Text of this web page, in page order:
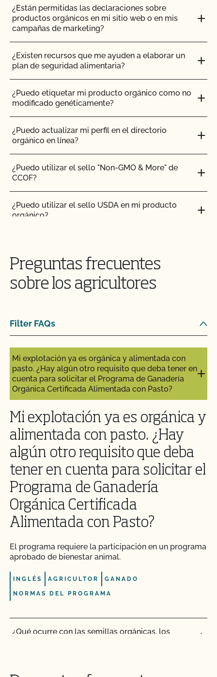
¿Están permitidas las declaraciones sobre
productos orgánicos en mi sitio web o en mis
campañas de marketing?
¿Existen recursos que me ayuden a elaborar un
plan de seguridad alimentaria?
¿Puedo etiquetar mi producto orgánico como no
modificado genéticamente?
¿Puedo actualizar mi perfil en el directorio
orgánico en línea?
¿Puedo utilizar el sello "Non-GMO & More" de
CCOF?
¿Puedo utilizar el sello USDA en mi producto
orgánico?
¿Puedo consultar mis saldos pendientes con el
CCOF y pagar en línea?
transformación?
¡CCOF proporciona formación individualizada
sobre cómo mantener su Plan de Sistema
Orgánico en nuestros sistemas!
¿Tengo que comunicar todos mis insumos al
CCOF?
¿Ofrece el CCOF un programa de certificación
acelerada?
¿La certificación orgánica de CCOF garantiza el
acceso al mercado internacional?
¿Realiza el CCOF pruebas de residuos de
plaguicidas y OMG?
¿Realiza el CCOF inspecciones sin previo aviso?
¿Ofrece el CCOF servicios en línea?
¿El uso del sello "Organic is Non-GMO & More" de
Preguntas frecuentes
sobre los agricultores
Filter FAQs
¿Cómo añado una nueva parcela a mi certificación
CCOF?
¿Cómo me beneficia la Certificación de Seguridad
Alimentaria de CCOF como agricultor orgánico?
¿Cómo se mantiene la salud del ganado orgánico?
orgánicos?
de importación?
que someterme a una inspección?
otros miembros del CCOF?
Si busco la certificación orgánica, ¿todos los
animales de mi granja tienen que ser gestionados
Mi explotación ya es orgánica y alimentada con
pasto. ¿Hay algún otro requisito que deba tener en
cuenta para solicitar el Programa de Ganadería
Orgánica Certificada Alimentada con Pasto?
Mi explotación ya es orgánica y
alimentada con pasto. ¿Hay
algún otro requisito que deba
tener en cuenta para solicitar el
Programa de Ganadería
Orgánica Certificada
Alimentada con Pasto?
El programa requiere la participación en un programa
aprobado de bienestar animal.
INGLÉS AGRICULTOR GANADO
NORMAS DEL PROGRAMA
¿Qué ocurre con las semillas orgánicas, los